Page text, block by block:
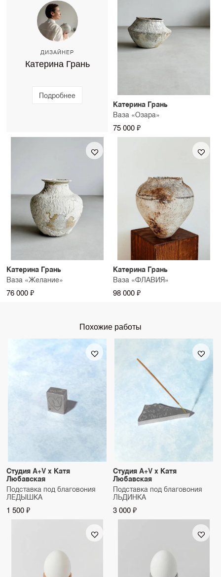
можно уточнить у консультанта SAMPLE.
ДИЗАЙНЕР
Катерина Грань
Подробнее
Катерина Грань
Ваза «Озара»
75 000 ₽
Катерина Грань
Ваза «Желание»
76 000 ₽
Катерина Грань
Ваза «ФЛАВИЯ»
98 000 ₽
Похожие работы
Студия A+V x Катя
Любавская
Подставка под благовония
ЛЕДЫШКА
1 500 ₽
Студия A+V x Катя
Любавская
Подставка под благовония
ЛЬДИНКА
3 000 ₽